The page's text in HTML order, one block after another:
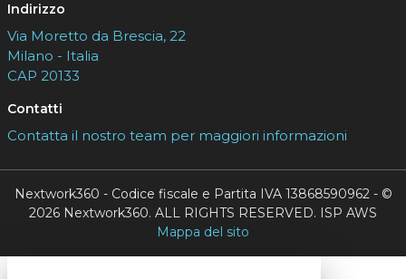
Indirizzo
Via Moretto da Brescia, 22
Milano - Italia
CAP 20133
Contatti
Contatta il nostro team per maggiori informazioni
Nextwork360 - Codice fiscale e Partita IVA 13868590962 - ©
2026 Nextwork360. ALL RIGHTS RESERVED. ISP AWS
Mappa del sito